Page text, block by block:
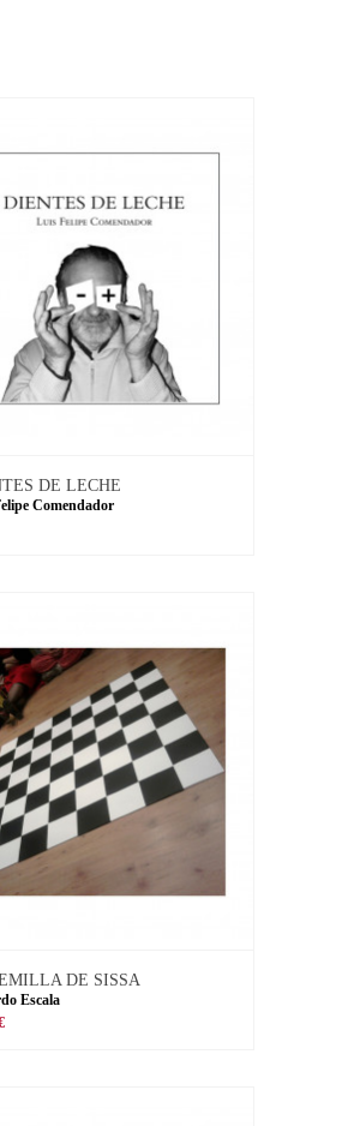
DE LECHE
Comendador
DE SISSA
Escala